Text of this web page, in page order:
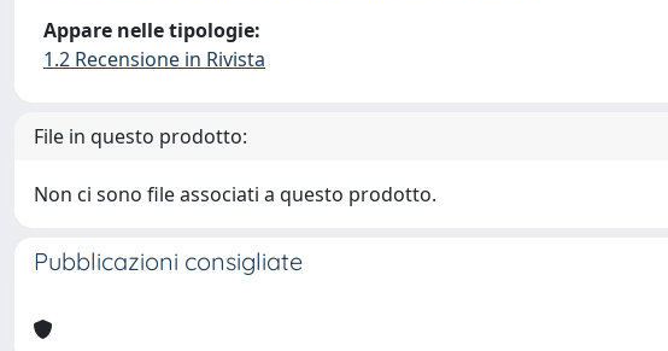
Appare nelle tipologie:
1.2 Recensione in Rivista
File in questo prodotto:
Non ci sono file associati a questo prodotto.
Pubblicazioni consigliate